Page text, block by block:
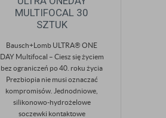
MULTIFOCAL 30
SZTUK
Bausch+Lomb ULTRA® ONE
DAY Multifocal – Ciesz się życiem
bez ograniczeń po 40. roku życia
Prezbiopia nie musi oznaczać
kompromisów. Jednodniowe,
silikonowo-hydrożelowe
soczewki kontaktowe